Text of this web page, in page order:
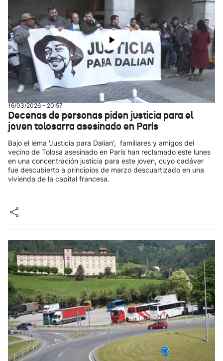
16/03/2026 - 20:57
Decenas de personas piden justicia para el
joven tolosarra asesinado en París
Bajo el lema 'Justicia para Dalian', familiares y amigos del
vecino de Tolosa asesinado en París han reclamado este lunes
en una concentración justicia para este joven, cuyo cadáver
fue descubierto a principios de marzo descuartizado en una
vivienda de la capital francesa.